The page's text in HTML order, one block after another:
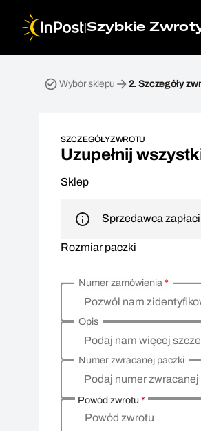
|Szybkie
Wybór sklepu 2. Szczegóły
SZCZEGÓŁY ZWROTU
Uzupełnij
Sklep
Sprzedawca
Rozmiar paczki
Pozwól nam
Numer zamówienia*
Podaj nam więcej
Opis
Podaj numer zwracanej
Numer zwracanej paczki
Powód zwrotu*
Powód zwrotu